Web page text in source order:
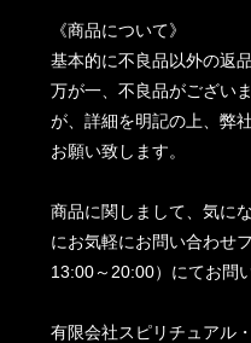
《商品について》
基本的に不良品以外の返
万が一、不良品がござい
が、詳細を明記の上、弊
お願い致します。
商品に関しまして、気に
にお気軽にお問い合わせ
13:00～20:00）にてお問
有限会社スピリチュアル